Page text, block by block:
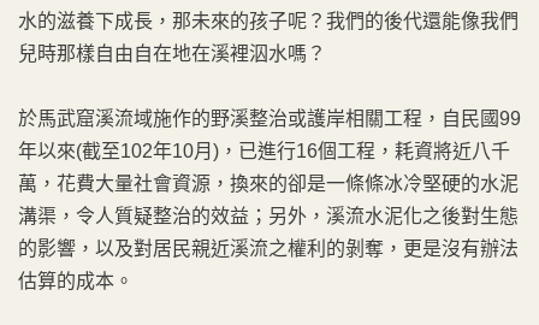
水的滋養下成長，那未來的孩子呢？我們的後代還能像我們
兒時那樣自由自在地在溪裡泅水嗎？
於馬武窟溪流域施作的野溪整治或護岸相關工程，自民國99
年以來(截至102年10月)，已進行16個工程，耗資將近八千
萬，花費大量社會資源，換來的卻是一條條冰冷堅硬的水泥
溝渠，令人質疑整治的效益；另外，溪流水泥化之後對生態
的影響，以及對居民親近溪流之權利的剝奪，更是沒有辦法
估算的成本。